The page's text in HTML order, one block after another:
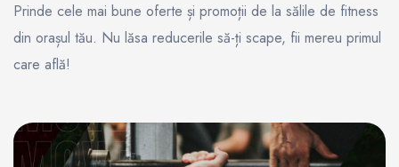
Prinde cele mai bune oferte și promoții de la sălile de fitness
din orașul tău. Nu lăsa reducerile să-ți scape, fii mereu primul
care află!